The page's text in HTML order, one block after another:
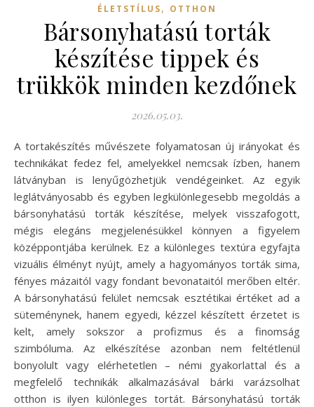
ÉLETSTÍLUS, OTTHON
Bársonyhatású torták
készítése tippek és
trükkök minden kezdőnek
2026.05.03.
A tortakészítés művészete folyamatosan új irányokat és
technikákat fedez fel, amelyekkel nemcsak ízben, hanem
látványban is lenyűgözhetjük vendégeinket. Az egyik
leglátványosabb és egyben legkülönlegesebb megoldás a
bársonyhatású torták készítése, melyek visszafogott,
mégis elegáns megjelenésükkel könnyen a figyelem
középpontjába kerülnek. Ez a különleges textúra egyfajta
vizuális élményt nyújt, amely a hagyományos torták sima,
fényes mázaitól vagy fondant bevonataitól merőben eltér.
A bársonyhatású felület nemcsak esztétikai értéket ad a
süteménynek, hanem egyedi, kézzel készített érzetet is
kelt, amely sokszor a profizmus és a finomság
szimbóluma. Az elkészítése azonban nem feltétlenül
bonyolult vagy elérhetetlen – némi gyakorlattal és a
megfelelő technikák alkalmazásával bárki varázsolhat
otthon is ilyen különleges tortát. Bársonyhatású torták